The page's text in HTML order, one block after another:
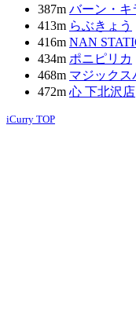
387m バーン・キ
413m らぶきょう
416m NAN
434m ポニピリカ
468m マジックス
472m 心 下北沢店
iCurry TOP